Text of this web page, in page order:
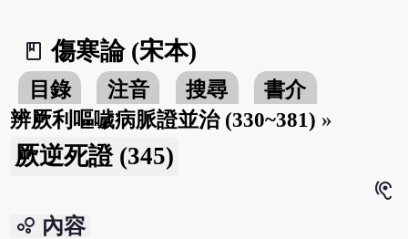
book_2
傷寒論 (宋本)
目錄 注音 搜尋
書介
辨厥利嘔噦病脈證並治 (330~381) »
厥逆死證 (345)
hearing
bubble_chart 內容